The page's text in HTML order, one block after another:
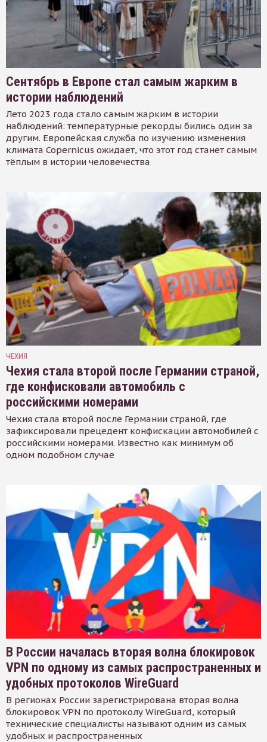
Сентябрь в Европе стал самым жарким в
истории наблюдений
Лето 2023 года стало самым жарким в истории
наблюдений: температурные рекорды бились один за
другим. Европейская служба по изучению изменения
климата Copernicus ожидает, что этот год станет самым
тёплым в истории человечества
ЧЕХИЯ
Чехия стала второй после Германии страной,
где конфисковали автомобиль с
российскими номерами
Чехия стала второй после Германии страной, где
зафиксировали прецедент конфискации автомобилей с
российскими номерами. Известно как минимум об
одном подобном случае
В России началась вторая волна блокировок
VPN по одному из самых распространенных и
удобных протоколов WireGuard
В регионах России зарегистрирована вторая волна
блокировок VPN по протоколу WireGuard, который
технические специалисты называют одним из самых
удобных и распространенных